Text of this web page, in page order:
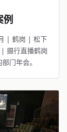
| 鹤岗 | 松下
摄行直播鹤岗
门年会。